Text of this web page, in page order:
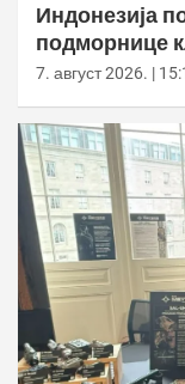
Индонезија
подморнице
7. август 2026. |